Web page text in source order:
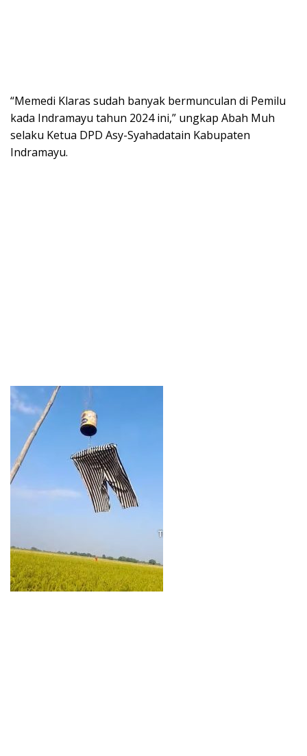
“Memedi Klaras sudah banyak bermunculan di Pemilu
kada Indramayu tahun 2024 ini,” ungkap Abah Muh
selaku Ketua DPD Asy-Syahadatain Kabupaten
Indramayu.